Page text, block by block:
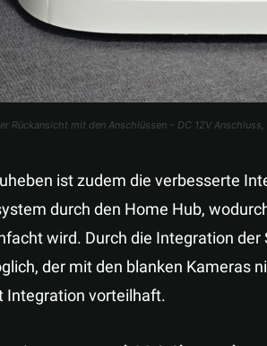
Rückansicht mit den Anschlüssen – DC 12V
ist zudem die verbesserte
durch den Home Hub,
wird. Durch die Integration
der mit den blanken Kameras
Integration vorteilhaft.